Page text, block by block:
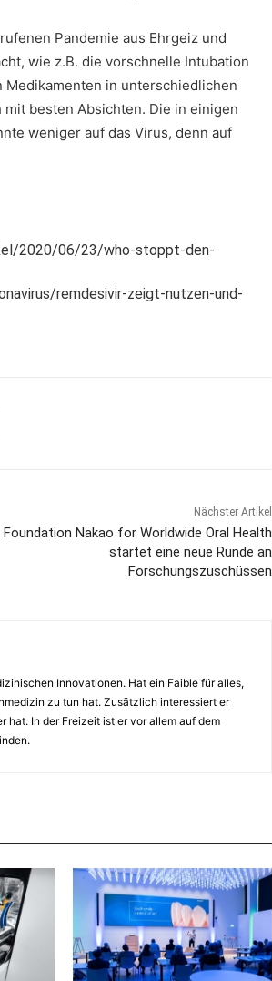
Pandemie aus Ehrgeiz und
wie z.B. die vorschnelle Intubation
in unterschiedlichen
besten Absichten. Die in einigen
weniger auf das Virus, denn auf
2020/06/23/who-stoppt-den-
remdesivir-zeigt-nutzen-und-
Nächster Artikel
Foundation Nakao for Worldwide Oral Health
startet eine neue Runde an
Forschungszuschüssen
Innovationen. Hat ein Faible für alles,
zu tun hat. Zusätzlich interessiert er
hat. In der Freizeit ist er vor allem auf dem